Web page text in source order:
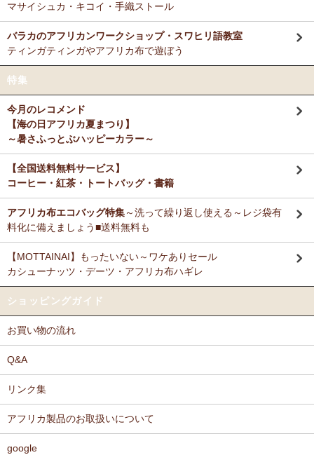
マサイシュカ・キコイ・手織ストール
バラカのアフリカンワークショップ・スワヒリ語教室
ティンガティンガやアフリカ布で遊ぼう
特集
今月のレコメンド
【海の日アフリカ夏まつり】
～暑さふっとぶハッピーカラー～
【全国送料無料サービス】
コーヒー・紅茶・トートバッグ・書籍
アフリカ布エコバッグ特集～洗って繰り返し使える～レジ袋有
料化に備えましょう■送料無料も
【MOTTAINAI】もったいない～ワケありセール
カシューナッツ・デーツ・アフリカ布ハギレ
ショッピングガイド
お買い物の流れ
Q&A
リンク集
アフリカ製品のお取扱いについて
google